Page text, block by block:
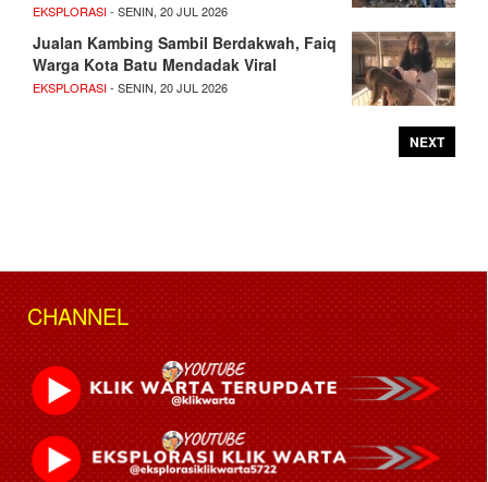
EKSPLORASI- SENIN, 20 JUL 2026
Jualan Kambing Sambil Berdakwah, Faiq
Warga Kota Batu Mendadak Viral
EKSPLORASI- SENIN, 20 JUL 2026
NEXT
CHANNEL